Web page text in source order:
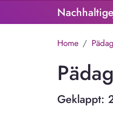
Nachhaltige
Home
Geklappt: